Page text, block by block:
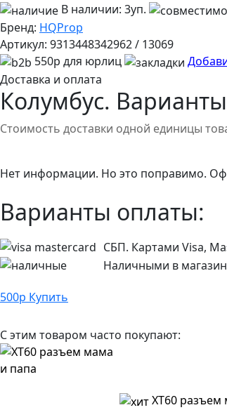
В наличии: 3уп.
Бренд: HQProp
Артикул: 9313448342962 / 13069
550р для юрлиц
Доставка и оплата
Колумбус.
Стоимость доставки одной единицы
Нет информации. Но это поправимо.
Варианты оплаты:
СБП. Картами Visa,
Наличными в
500р Купить
С этим товаром часто покупают:
XT60